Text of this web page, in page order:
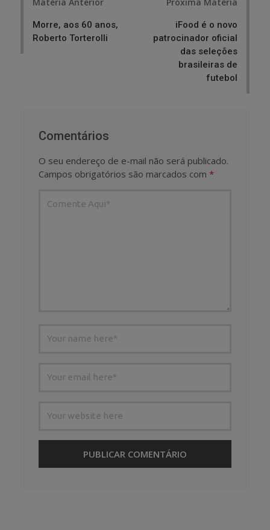
Morre, aos 60 anos,
Roberto Torterolli
iFood é o novo
patrocinador oficial
das seleções
brasileiras de
futebol
Comentários
O seu endereço de e-mail não será publicado.
Campos obrigatórios são marcados com *